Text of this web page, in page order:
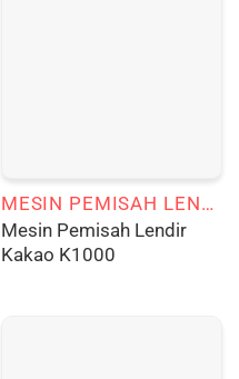
MESIN PEMISAH LENDIR KAKAO
Mesin Pemisah Lendir
Kakao K1000